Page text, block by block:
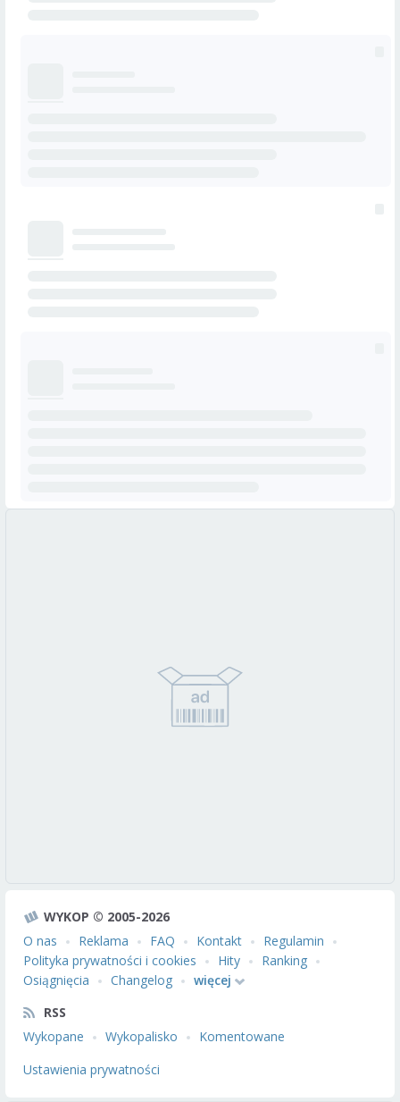
WYKOP © 2005-2026
O nas
Reklama FAQ Kontakt
Regulamin
Polityka prywatności i cookies
Hity
Ranking
Osiągnięcia
Changelog
więcej
RSS
Wykopane
Wykopalisko
Komentowane
Ustawienia prywatności